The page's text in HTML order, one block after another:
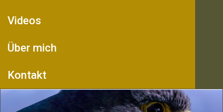
Videos
Über mich
Kontakt